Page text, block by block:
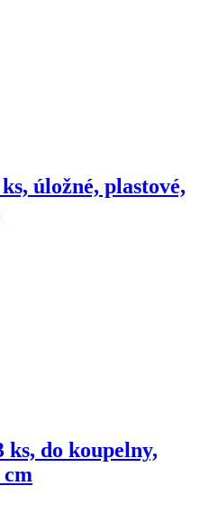
úložné, plastové,
ks, do koupelny,